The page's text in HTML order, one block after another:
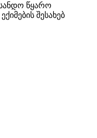
წყარო
შესახებ